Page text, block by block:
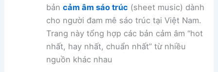
bản cảm âm sáo trúc (sheet music) dành
cho người đam mê sáo trúc tại Việt Nam.
Trang này tổng hợp các bản cảm âm “hot
nhất, hay nhất, chuẩn nhất” từ nhiều
nguồn khác nhau